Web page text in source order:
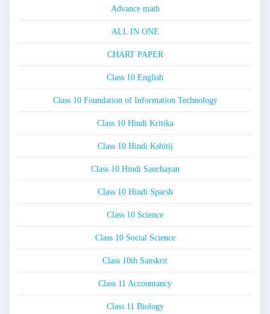
Advance math
ALL IN ONE
CHART PAPER
Class 10 English
Class 10 Foundation of Information Technology
Class 10 Hindi Kritika
Class 10 Hindi Kshitij
Class 10 Hindi Sanchayan
Class 10 Hindi Sparsh
Class 10 Science
Class 10 Social Science
Class 10th Sanskrit
Class 11 Accountancy
Class 11 Biology